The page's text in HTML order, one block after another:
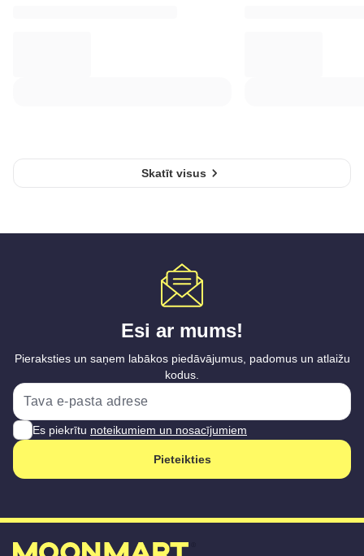
Skatīt visus
Esi ar mums!
Pieraksties un saņem labākos piedāvājumus, padomus un atlaižu
kodus.
Es piekrītu noteikumiem un nosacījumiem
Pieteikties